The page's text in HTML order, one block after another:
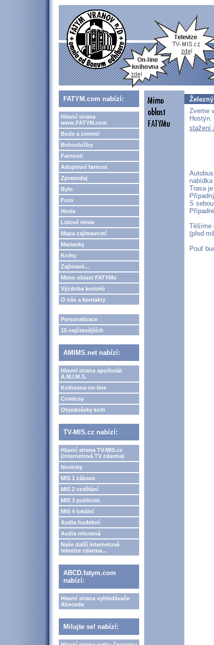
FATYM.com nabízí:
Hlavní strana
www.FATYM.com
Bude a zveme!
Bohoslužby
Farnosti
Adoptivní farnost
Zpravodaj
Bylo
Foto
Hesla
Lidové misie
Mapa zajímavostí
Marianky
Knihy
Zajímavé...
Mimo oblast FATYMu
Výzdoba kostelů
O nás a kontakty
Personalizace
15 nejčtenějších
AMIMS.net nabízí:
Hlavní strana apoštolát
A.M.I.M.S.
Knihovna on-line
Comicsy
Objednávky knih
TV-MIS.cz nabízí:
Hlavní strana TV-MIS.cz
(internetová TV zdarma)
Novinky
MIS 1 zábava
MIS 2 vzdělání
MIS 3 publicist.
MIS 4 lokální
Audia hudební
Audia mluvená
Naše další internetové
televize zdarma...
ABCD.fatym.com
nabízí:
Hlavní strana vyhledávače
Abeceda
Milujte se! nabízí:
Zveme
stažení
Trasa
S
Těšíme
(před
Pouť